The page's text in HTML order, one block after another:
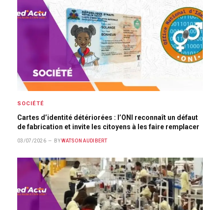
SOCIÉTÉ
Cartes d’identité détériorées : l’ONI reconnaît un défaut
de fabrication et invite les citoyens à les faire remplacer
03/07/2026 BY WATSON AUDIBERT